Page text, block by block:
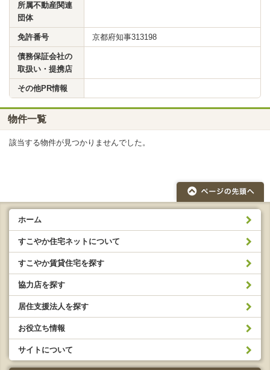
所属不動産関連
団体
免許番号 京都府知事313198
債務保証会社の
取扱い・提携店
その他PR情報
物件一覧
該当する物件が見つかりませんでした。
ホーム
すこやか住宅ネットについて
すこやか賃貸住宅を探す
協力店を探す
居住支援法人を探す
お役立ち情報
サイトについて